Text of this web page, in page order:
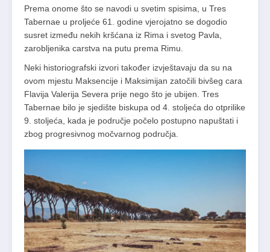
Prema onome što se navodi u svetim spisima, u Tres
Tabernae u proljeće 61. godine vjerojatno se dogodio
susret između nekih kršćana iz Rima i svetog Pavla,
zarobljenika carstva na putu prema Rimu.
Neki historiografski izvori također izvještavaju da su na
ovom mjestu Maksencije i Maksimijan zatočili bivšeg cara
Flavija Valerija Severa prije nego što je ubijen. Tres
Tabernae bilo je sjedište biskupa od 4. stoljeća do otprilike
9. stoljeća, kada je područje počelo postupno napuštati i
zbog progresivnog močvarnog područja.